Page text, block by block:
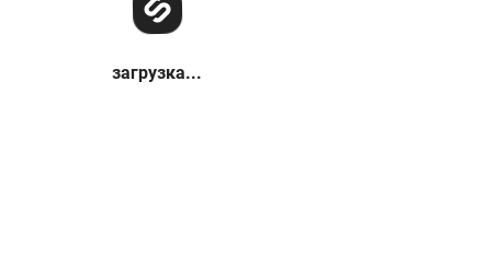
загрузка...